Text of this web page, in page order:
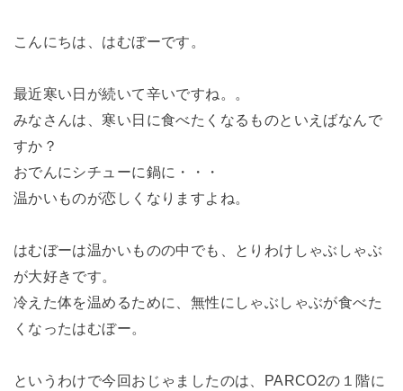
こんにちは、はむぼーです。
最近寒い日が続いて辛いですね。。
みなさんは、寒い日に食べたくなるものといえばなんで
すか？
おでんにシチューに鍋に・・・
温かいものが恋しくなりますよね。
はむぼーは温かいものの中でも、とりわけしゃぶしゃぶ
が大好きです。
冷えた体を温めるために、無性にしゃぶしゃぶが食べた
くなったはむぼー。
というわけで今回おじゃましたのは、PARCO2の１階に